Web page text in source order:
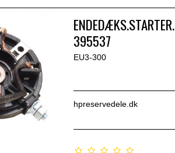
ENDEDÆKS.STARTER.
395537
EU3-300
hpreservedele.dk